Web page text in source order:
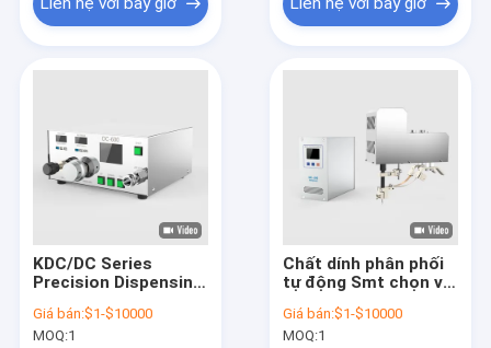
Liên hệ với chúng tôi
Yêu cầu Đặt giá
Máy phân phối chất dính
Máy phân phối năm trục
Máy gắn hoàn toàn tự động
KDC/DC Series
Precision Dispensing
SEMICONDUCTOR
CHIP DIE BOND MEMS
Giá bán:$1-$10000
MOQ:1
Chất dính phân phối
tự động Smt chọn và
MF280R chính xác
đầu áp suất vi mô
Giá bán:$1-$10000
MOQ:1